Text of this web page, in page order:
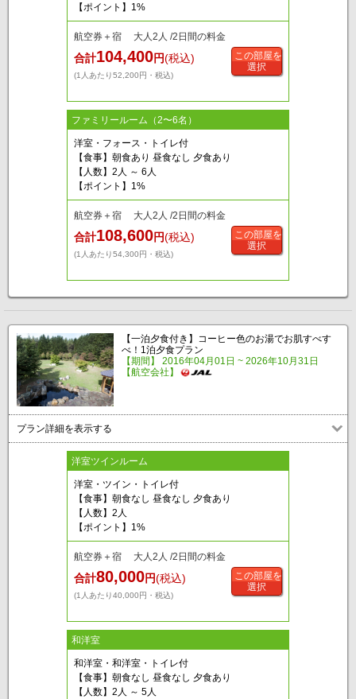
【ポイント】1%
航空券＋宿 大人2人 /2日間の料金
合計104,400円(税込)
(1人あたり52,200円・税込)
この部屋を
選択
ファミリールーム（2〜6名）
洋室・フォース・トイレ付
【食事】朝食あり 昼食なし 夕食あり
【人数】2人 ～ 6人
【ポイント】1%
航空券＋宿 大人2人 /2日間の料金
合計108,600円(税込)
(1人あたり54,300円・税込)
この部屋を
選択
【一泊夕食付き】コーヒー色のお湯でお肌すべす
べ！1泊夕食プラン
【期間】 2016年04月01日 ~ 2026年10月31日
【航空会社】
プラン詳細を表示する
洋室ツインルーム
洋室・ツイン・トイレ付
【食事】朝食なし 昼食なし 夕食あり
【人数】2人
【ポイント】1%
航空券＋宿 大人2人 /2日間の料金
合計80,000円(税込)
(1人あたり40,000円・税込)
この部屋を
選択
和洋室
和洋室・和洋室・トイレ付
【食事】朝食なし 昼食なし 夕食あり
【人数】2人 ～ 5人